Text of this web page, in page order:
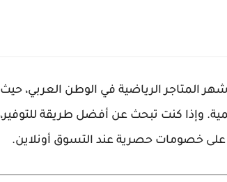
المتاجر الرياضية في الوطن العربي، حيث
وإذا كنت تبحث عن أفضل طريقة للتوفير،
خصومات حصرية عند التسوق أونلاين.